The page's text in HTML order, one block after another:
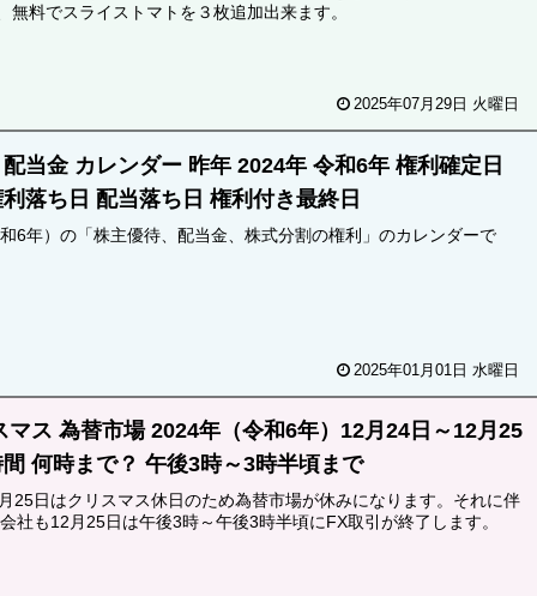
無料でスライストマトを３枚追加出来ます。
2025年07月29日 火曜日
当金 カレンダー 昨年 2024年 令和6年 権利確定日
落ち日 配当落ち日 権利付き最終日
6年）の「株主優待、配当金、株式分割の権利」のカレンダーで
2025年01月01日 水曜日
マス 為替市場 2024年（令和6年）12月24日～12月25
何時まで？ 午後3時～3時半頃まで
25日はクリスマス休日のため為替市場が休みになります。それに伴
社も12月25日は午後3時～午後3時半頃にFX取引が終了します。